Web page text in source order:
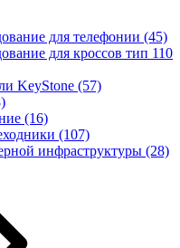
для телефонии (45)
для кроссов тип 110
KeyStone (57)
(16)
(107)
инфраструктуры (28)